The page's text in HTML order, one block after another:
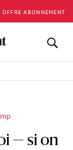
OFFRE ABONNEMENT
— si on